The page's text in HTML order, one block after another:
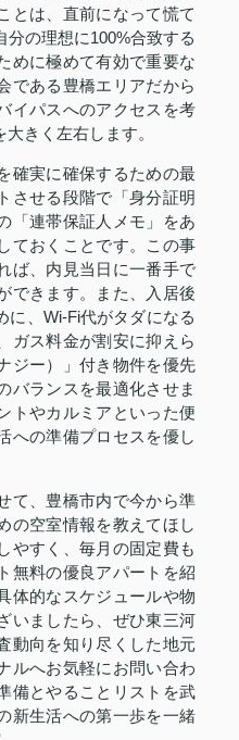
とは、直前になって慌て
分の理想に100%合致する
めに極めて有効で重要な
である豊橋エリアだから
イパスへのアクセスを考
きく左右します。
確実に確保するための最
させる段階で「身分証明
「連帯保証人メモ」をあ
ておくことです。この事
ば、内見当日に一番手で
できます。また、入居後
に、Wi-Fi代がタダになる
ガス料金が割安に抑えら
ジー）」付き物件を優先
バランスを最適化させま
トやカルミアといった便
への準備プロセスを優し
て、豊橋市内で今から準
の空室情報を教えてほし
やすく、毎月の固定費も
無料の優良アパートを紹
体的なスケジュールや物
いましたら、ぜひ東三河
動向を知り尽くした地元
ルへお気軽にお問い合わ
備とやることリストを武
新生活への第一歩を一緒